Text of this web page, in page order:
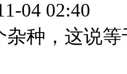
04 02:40
杂种，这说等